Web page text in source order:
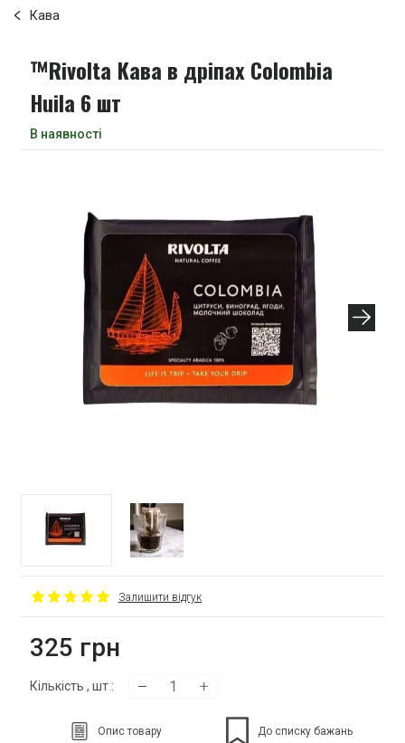
Кава
™Rivolta Кава в дріпах Сolombia
Huila 6 шт
В наявності
Залишити відгук
325 грн
Кількість , шт :
Опис товару До списку бажань